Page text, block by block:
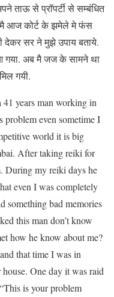
ताऊ से प्रॉपर्टी से सम्बंधित
मै आज कोर्ट के झमेले मे फंस
देकर सर ने मुझे उपाय बताये.
गया. अब मै जज के सामने था
गयी.
years man working in
even sometime I
world it is big
After taking reiki for
During my reiki days he
even I was completely
something bad memories
this man don’t know
how he know about me?
that time I was in
One day it was raid
is your problem